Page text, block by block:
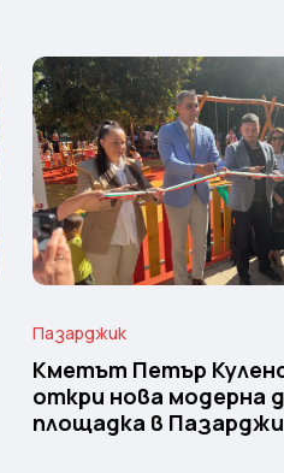
Пазарджик
Кметът Петър
откри нова модерна
площадка в